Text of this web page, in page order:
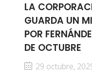
LA
GUARDA UN
POR
DE OCTUBRE
29 octubre,